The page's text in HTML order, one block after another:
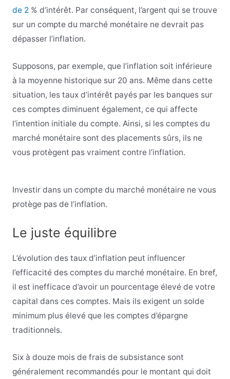
de 2% d’intérêt. Par conséquent, l’argent qui se trouve
sur un compte du marché monétaire ne devrait pas
dépasser l’inflation.
Supposons, par exemple, que l’inflation soit inférieure
à la moyenne historique sur 20 ans. Même dans cette
situation, les taux d’intérêt payés par les banques sur
ces comptes diminuent également, ce qui affecte
l’intention initiale du compte. Ainsi, si les comptes du
marché monétaire sont des placements sûrs, ils ne
vous protègent pas vraiment contre l’inflation.
Investir dans un compte du marché monétaire ne vous
protège pas de l’inflation.
Le juste équilibre
L’évolution des taux d’inflation peut influencer
l’efficacité des comptes du marché monétaire. En bref,
il est inefficace d’avoir un pourcentage élevé de votre
capital dans ces comptes. Mais ils exigent un solde
minimum plus élevé que les comptes d’épargne
traditionnels.
Six à douze mois de frais de subsistance sont
généralement recommandés pour le montant qui doit